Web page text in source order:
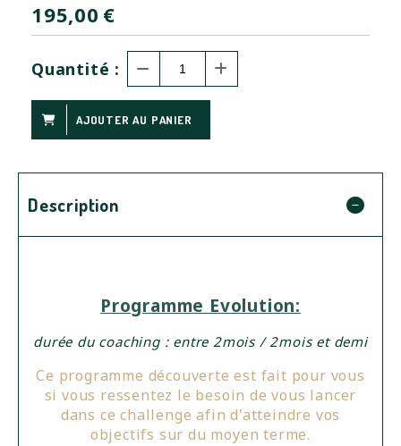
195,00 €
Quantité :
AJOUTER AU PANIER
Description
Programme Evolution:
durée du coaching : entre 2mois / 2mois et demi
Ce programme découverte est fait pour vous
si vous ressentez le besoin de vous lancer
dans ce challenge afin d'atteindre vos
objectifs sur du moyen terme.